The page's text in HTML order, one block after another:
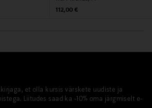
Original Price
112,00 €
et olla kursis värskete uudiste ja
Liitudes saad ka -10% oma järgmiselt e-